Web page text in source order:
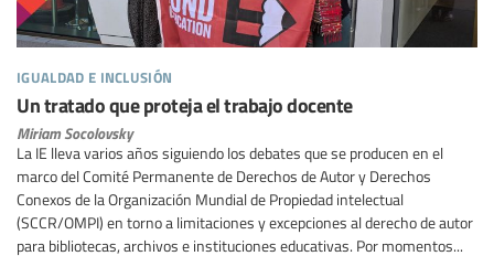
igualdad e inclusión
Un tratado que proteja el trabajo docente
Miriam Socolovsky
La IE lleva varios años siguiendo los debates que se producen en el
marco del Comité Permanente de Derechos de Autor y Derechos
Conexos de la Organización Mundial de Propiedad intelectual
(SCCR/OMPI) en torno a limitaciones y excepciones al derecho de autor
para bibliotecas, archivos e instituciones educativas. Por momentos...